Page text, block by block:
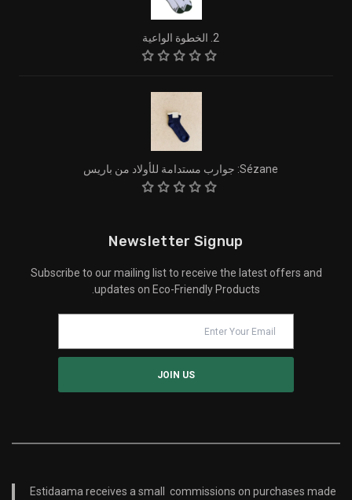
2. الخطوة الواعية
Sézane: جوارب مستدامة للأولاد من باريس
Newsletter Signup
Subscribe to our mailing list to receive the latest offers and
updates on Eco-Friendly Products.
Estidaama receives a small commissions on purchases made